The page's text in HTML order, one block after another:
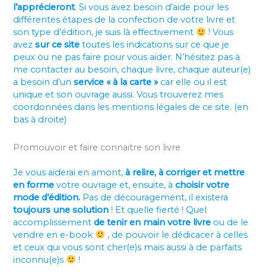
l’apprécieront. Si vous avez besoin d’aide pour les
différentes étapes de la confection de votre livre et
son type d’édition, je suis là effectivement
! Vous
avez sur ce site toutes les indications sur ce que je
peux ou ne pas faire pour vous aider. N’hésitez pas à
me contacter au besoin, chaque livre, chaque auteur(e)
a besoin d’unservice « à la carte »car elle ou il est
unique et son ouvrage aussi. Vous trouverez mes
coordonnées dans les mentions légales de ce site. (en
bas à droite)
Promouvoir et faire connaitre son livre
Je vous aiderai en amont, à relire, à corriger et mettre
en formevotre ouvrage et, ensuite, àchoisir votre
mode d’édition. Pas de découragement, il existera
toujours une solution ! Et quelle fierté ! Quel
accomplissementde tenir en main votre livre ou de le
vendre en e-book
, de pouvoir le dédicacer à celles
et ceux qui vous sont cher(e)s mais aussi à de parfaits
inconnu(e)s
!